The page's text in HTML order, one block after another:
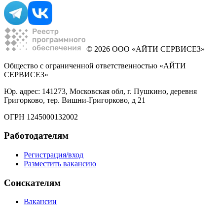
© 2026 ООО «АЙТИ СЕРВИСЕЗ»
Общество с ограниченной ответственностью «АЙТИ
СЕРВИСЕЗ»
Юр. адрес: 141273, Московская обл, г. Пушкино, деревня
Григорково, тер. Вишни-Григорково, д 21
ОГРН 1245000132002
Работодателям
Регистрация/вход
Разместить вакансию
Соискателям
Вакансии